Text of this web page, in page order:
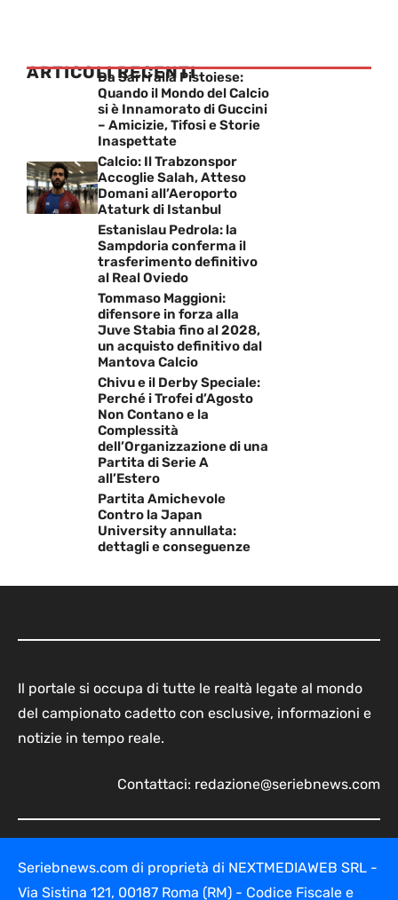
ARTICOLI RECENTI
Da Sarri alla Pistoiese:
Quando il Mondo del Calcio
si è Innamorato di Guccini
– Amicizie, Tifosi e Storie
Inaspettate
Calcio: Il Trabzonspor
Accoglie Salah, Atteso
Domani all’Aeroporto
Ataturk di Istanbul
Estanislau Pedrola: la
Sampdoria conferma il
trasferimento definitivo
al Real Oviedo
Tommaso Maggioni:
difensore in forza alla
Juve Stabia fino al 2028,
un acquisto definitivo dal
Mantova Calcio
Chivu e il Derby Speciale:
Perché i Trofei d’Agosto
Non Contano e la
Complessità
dell’Organizzazione di una
Partita di Serie A
all’Estero
Partita Amichevole
Contro la Japan
University annullata:
dettagli e conseguenze
Il portale si occupa di tutte le realtà legate al mondo
del campionato cadetto con esclusive, informazioni e
notizie in tempo reale.
Contattaci: redazione@seriebnews.com
Seriebnews.com di proprietà di NEXTMEDIAWEB SRL -
Via Sistina 121, 00187 Roma (RM) - Codice Fiscale e